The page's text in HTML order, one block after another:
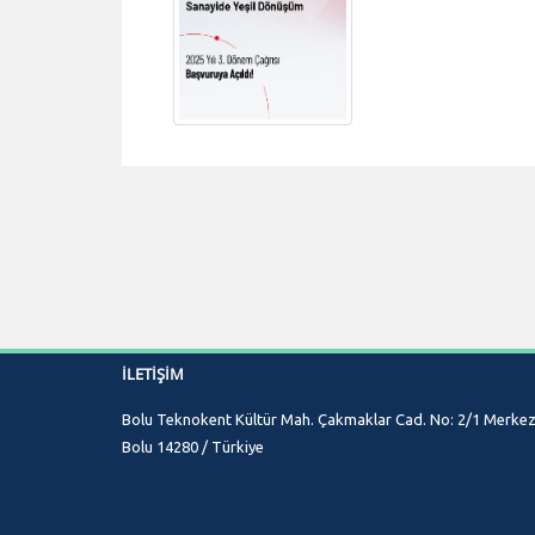
İLETIŞIM
Bolu Teknokent Kültür Mah. Çakmaklar Cad. No: 2/1
Bolu 14280 / Türkiye